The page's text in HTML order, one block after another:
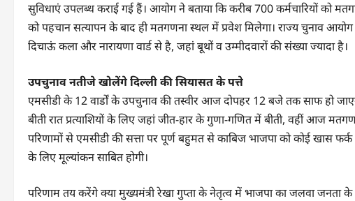
सुविधाएं उपलब्ध कराई गई हैं। आयोग ने बताया कि करीब 700 कर्मचारियों को
को पहचान सत्यापन के बाद ही मतगणना स्थल में प्रवेश मिलेगा। राज्य चुनाव
दिचाऊं कला और नारायणा वार्ड से है, जहां बूथों व उम्मीदवारों की संख्या ज्यादा है।
उपचुनाव नतीजे खोलेंगे दिल्ली की सियासत के पत्ते
एमसीडी के 12 वार्डों के उपचुनाव की तस्वीर आज दोपहर 12 बजे तक साफ
बीती रात प्रत्याशियों के लिए जहां जीत-हार के गुणा-गणित में बीती, वहीं आज
परिणामों से एमसीडी की सत्ता पर पूर्ण बहुमत से काबिज भाजपा को कोई खास
के लिए मूल्यांकन साबित होगी।
परिणाम तय करेंगे क्या मुख्यमंत्री रेखा गुप्ता के नेतृत्व में भाजपा का जलवा जनता